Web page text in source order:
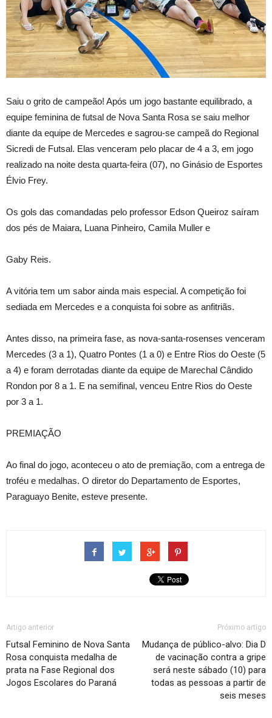
Saiu o grito de campeão! Após um jogo bastante equilibrado, a
equipe feminina de futsal de Nova Santa Rosa se saiu melhor
diante da equipe de Mercedes e sagrou-se campeã do Regional
Sicredi de Futsal. Elas venceram pelo placar de 4 a 3, em jogo
realizado na noite desta quarta-feira (07), no Ginásio de Esportes
Élvio Frey.
Os gols das comandadas pelo professor Edson Queiroz saíram
dos pés de Maiara, Luana Pinheiro, Camila Muller e
Gaby Reis.
A vitória tem um sabor ainda mais especial. A competição foi
sediada em Mercedes e a conquista foi sobre as anfitriãs.
Antes disso, na primeira fase, as nova-santa-rosenses venceram
Mercedes (3 a 1), Quatro Pontes (1 a 0) e Entre Rios do Oeste (5
a 4) e foram derrotadas diante da equipe de Marechal Cândido
Rondon por 8 a 1. E na semifinal, venceu Entre Rios do Oeste
por 3 a 1.
PREMIAÇÃO
Ao final do jogo, aconteceu o ato de premiação, com a entrega de
troféu e medalhas. O diretor do Departamento de Esportes,
Paraguayo Benite, esteve presente.
Artigo anterior
Futsal Feminino de Nova Santa
Rosa conquista medalha de
prata na Fase Regional dos
Jogos Escolares do Paraná
Próximo artigo
Mudança de público-alvo: Dia D
de vacinação contra a gripe
será neste sábado (10) para
todas as pessoas a partir de
seis meses